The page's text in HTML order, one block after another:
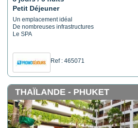
Petit Déjeuner
Un emplacement idéal
De nombreuses infrastructures
Le SPA
Ref : 465071
THAÏLANDE - PHUKET